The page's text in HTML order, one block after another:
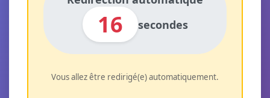
16 secondes
Vous allez être redirigé(e) automatiquement.